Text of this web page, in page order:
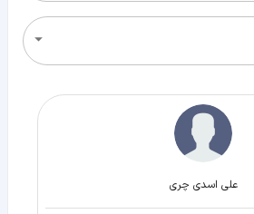
علی اسدی چری